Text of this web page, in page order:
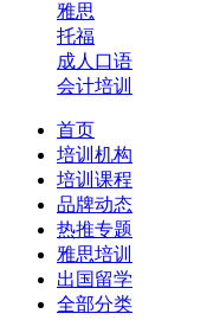
雅思
托福
成人口语
会计培训
首页
培训机构
培训课程
品牌动态
热推专题
雅思培训
出国留学
全部分类